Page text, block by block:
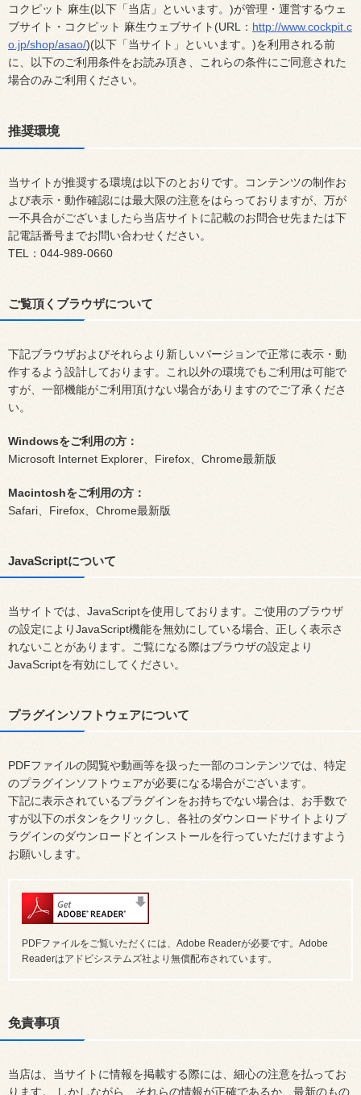
コクピット 麻生(以下「当店」といいます。)が管理・運営するウェ
ブサイト・コクピット 麻生ウェブサイト(URL： http://www.cockpit.c
o.jp/shop/asao/)(以下「当サイト」といいます。)を利用される前
に、以下のご利用条件をお読み頂き、これらの条件にご同意された
場合のみご利用ください。
推奨環境
当サイトが推奨する環境は以下のとおりです。コンテンツの制作お
よび表示・動作確認には最大限の注意をはらっておりますが、万が
一不具合がございましたら当店サイトに記載のお問合せ先または下
記電話番号までお問い合わせください。
TEL：044-989-0660
ご覧頂くブラウザについて
下記ブラウザおよびそれらより新しいバージョンで正常に表示・動
作するよう設計しております。これ以外の環境でもご利用は可能で
すが、一部機能がご利用頂けない場合がありますのでご了承くださ
い。
Windowsをご利用の方：
Microsoft Internet Explorer、Firefox、Chrome最新版
Macintoshをご利用の方：
Safari、Firefox、Chrome最新版
JavaScriptについて
当サイトでは、JavaScriptを使用しております。ご使用のブラウザ
の設定によりJavaScript機能を無効にしている場合、正しく表示さ
れないことがあります。ご覧になる際はブラウザの設定より
JavaScriptを有効にしてください。
プラグインソフトウェアについて
PDFファイルの閲覧や動画等を扱った一部のコンテンツでは、特定
のプラグインソフトウェアが必要になる場合がございます。
下記に表示されているプラグインをお持ちでない場合は、お手数で
すが以下のボタンをクリックし、各社のダウンロードサイトよりプ
ラグインのダウンロードとインストールを行っていただけますよう
お願いします。
PDFファイルをご覧いただくには、Adobe Readerが必要です。Adobe
Readerはアドビシステムズ社より無償配布されています。
免責事項
当店は、当サイトに情報を掲載する際には、細心の注意を払ってお
ります。 しかしながら、それらの情報が正確であるか、最新のもの